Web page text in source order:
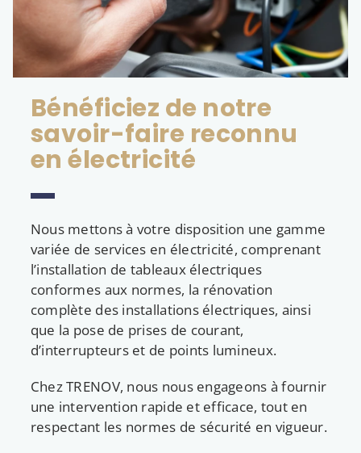
Bénéficiez de notre
savoir-faire reconnu
en électricité
Nous mettons à votre disposition une gamme
variée de services en électricité, comprenant
l’installation de tableaux électriques
conformes aux normes, la rénovation
complète des installations électriques, ainsi
que la pose de prises de courant,
d’interrupteurs et de points lumineux.
Chez TRENOV, nous nous engageons à fournir
une intervention rapide et efficace, tout en
respectant les normes de sécurité en vigueur.